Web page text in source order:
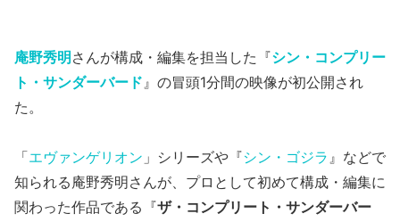
庵野秀明 さんが構成・編集を担当した『シン・コンプリー
ト・サンダーバード』の冒頭1分間の映像が初公開され
た。
「エヴァンゲリオン 」シリーズや『シン・ゴジラ 』などで
知られる庵野秀明さんが、プロとして初めて構成・編集に
関わった作品である『ザ・コンプリート・サンダーバー